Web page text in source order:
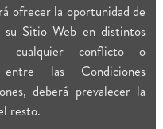
ofrecer la oportunidad de
su Sitio Web en distintos
cualquier conflicto o
entre las Condiciones
deberá prevalecer la
resto.